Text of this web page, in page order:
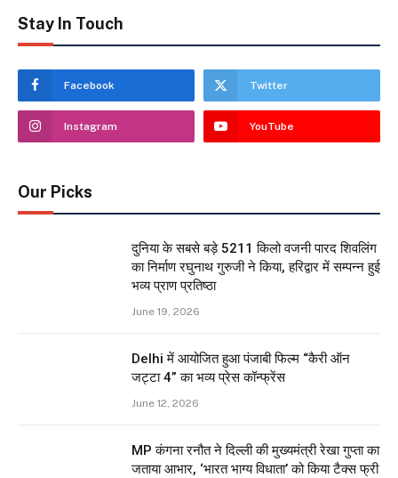
Stay In Touch
Facebook Twitter
Instagram YouTube
Our Picks
दुनिया के सबसे बड़े 5211 किलो वजनी पारद शिवलिंग
का निर्माण रघुनाथ गुरुजी ने किया, हरिद्वार में सम्पन्न हुई
भव्य प्राण प्रतिष्ठा
June 19, 2026
Delhi में आयोजित हुआ पंजाबी फिल्म “कैरी ऑन
जट्टा 4” का भव्य प्रेस कॉन्फ्रेंस
June 12, 2026
MP कंगना रनौत ने दिल्ली की मुख्यमंत्री रेखा गुप्ता का
जताया आभार, ‘भारत भाग्य विधाता’ को किया टैक्स फ्री